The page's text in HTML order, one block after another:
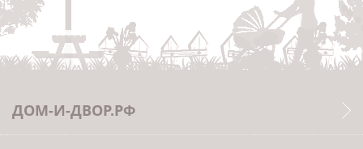
ДОМ-И-ДВОР.РФ